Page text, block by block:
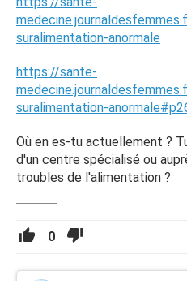
suralimentation-anormale
https://sante-
suralimentation-
Où en es-tu actuellement ?
d'un centre spécialisé ou
troubles de l'alimentation ?
0